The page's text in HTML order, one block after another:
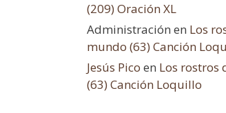
(209) Oración XL
Administración en Los
mundo (63) Canción
Jesús Pico en Los rostros
(63) Canción Loquillo